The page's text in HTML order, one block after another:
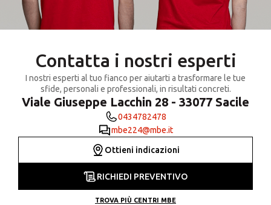
Contatta i nostri esperti
I nostri esperti al tuo fianco per aiutarti a trasformare le tue
sfide, personali e professionali, in risultati concreti.
Viale Giuseppe Lacchin 28 - 33077 Sacile
0434782478
mbe224@mbe.it
Ottieni indicazioni
RICHIEDI PREVENTIVO
TROVA PIÙ CENTRI MBE